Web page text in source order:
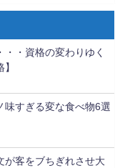
・・資格の変わりゆく
味すぎる変な食べ物6選
が客をブちぎれさせ大